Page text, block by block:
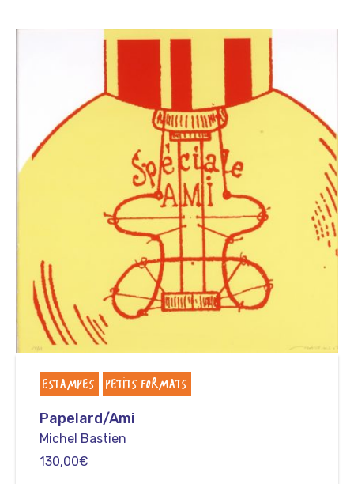
ESTAMPES PETITS FORMATS
Papelard/Ami
Michel Bastien
130,00€